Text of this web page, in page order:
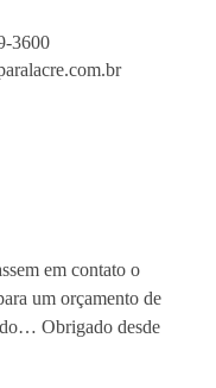
3600
em contato o
um orçamento de
Obrigado desde